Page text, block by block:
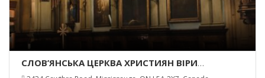
СЛОВ’ЯНСЬКА ЦЕРКВА ХРИСТИЯН ВІРИ
ЄВАНГЕЛЬСЬКОЇ/SLAVIC CHURCH OF EVANGELIC